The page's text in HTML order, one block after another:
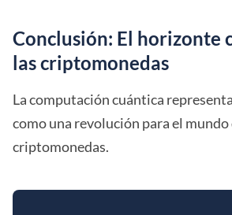
Conclusión: El horizonte
las criptomonedas
La computación cuántica
como una revolución para el mundo
criptomonedas.